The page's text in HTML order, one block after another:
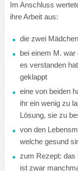
Im Anschluss
ihre Arbeit aus:
die zwei
bei einem M.
es verstanden
geklappt
eine von beiden
ihr ein wenig zu
Lösung, sie zu
von den
welche gesund
zum Rezept: das
ist zwar